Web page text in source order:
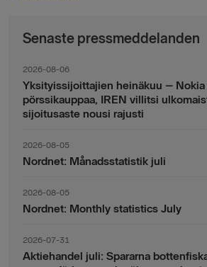
Senaste pressmeddelanden
2026-08-06
Yksityissijoittajien heinäkuu –
pörssikauppaa, IREN villitsi
sijoitusaste nousi rajusti
2026-08-05
Nordnet: Månadsstatistik juli
2026-08-05
Nordnet: Monthly statistics July
2026-07-31
Aktiehandel juli: Spararna